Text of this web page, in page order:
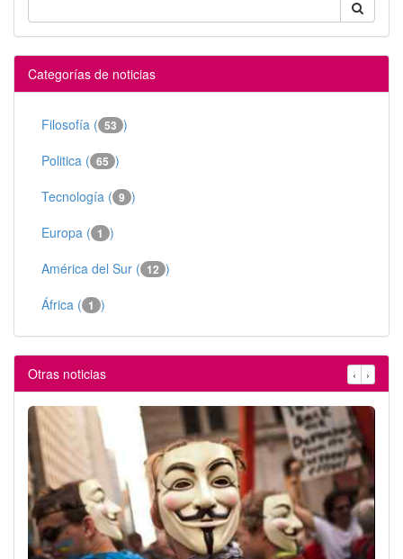
Categorías de noticias
Filosofía ( 53 )
Politica ( 65 )
Tecnología ( 9 )
Europa ( 1 )
América del Sur ( 12 )
África ( 1 )
Otras noticias ‹ ›